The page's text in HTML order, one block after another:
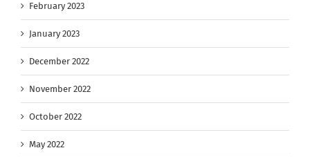
February 2023
January 2023
December 2022
November 2022
October 2022
May 2022